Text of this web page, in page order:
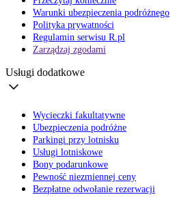
Warunki ubezpieczenia podróżnego
Polityka prywatności
Regulamin serwisu R.pl
Zarządzaj zgodami
Usługi dodatkowe
Wycieczki fakultatywne
Ubezpieczenia podróżne
Parkingi przy lotnisku
Usługi lotniskowe
Bony podarunkowe
Pewność niezmiennej ceny
Bezpłatne odwołanie rezerwacji